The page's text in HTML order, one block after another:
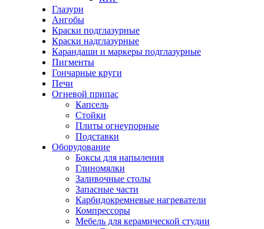
Глазури
Ангобы
Краски подглазурные
Краски надглазурные
Карандаши и маркеры подглазурные
Пигменты
Гончарные круги
Печи
Огневой припас
Капсель
Стойки
Плиты огнеупорные
Подставки
Оборудование
Боксы для напыления
Глиномялки
Заливочные столы
Запасные части
Карбидокремневые нагреватели
Компрессоры
Мебель для керамической студии